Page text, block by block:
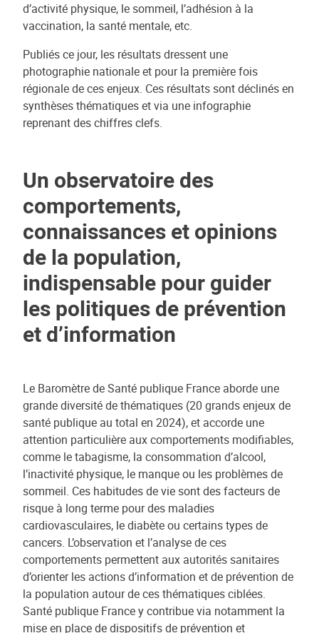
d’activité physique, le sommeil, l’adhésion à la
vaccination, la santé mentale, etc.
Publiés ce jour, les résultats dressent une
photographie nationale et pour la première fois
régionale de ces enjeux. Ces résultats sont déclinés en
synthèses thématiques et via une infographie
reprenant des chiffres clefs.
Un observatoire des
comportements,
connaissances et opinions
de la population,
indispensable pour guider
les politiques de prévention
et d’information
Le Baromètre de Santé publique France aborde une
grande diversité de thématiques (20 grands enjeux de
santé publique au total en 2024), et accorde une
attention particulière aux comportements modifiables,
comme le tabagisme, la consommation d’alcool,
l’inactivité physique, le manque ou les problèmes de
sommeil. Ces habitudes de vie sont des facteurs de
risque à long terme pour des maladies
cardiovasculaires, le diabète ou certains types de
cancers. L’observation et l’analyse de ces
comportements permettent aux autorités sanitaires
d’orienter les actions d’information et de prévention de
la population autour de ces thématiques ciblées.
Santé publique France y contribue via notamment la
mise en place de dispositifs de prévention et